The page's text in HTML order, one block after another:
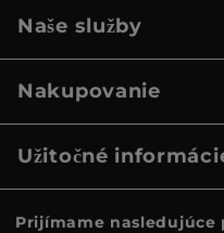
Naše služby
Nakupovanie
Užitočné
Prijímame nasledujúce